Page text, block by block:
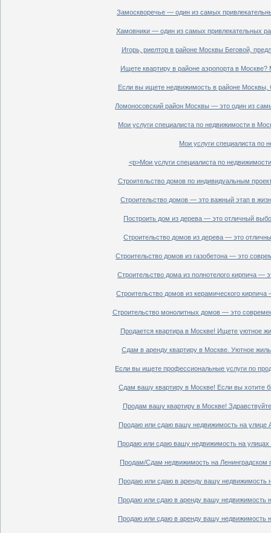
Замоскворечье — один из самых
Хамовники — один из самых привлекательных
Игорь, риелтор в районе Москвы Беговой,
Ищете квартиру в районе аэропорта в
Если вы ищете недвижимость в районе Москвы,
Ломоносовский район Москвы — это один из
Мои услуги специалиста по недвижимости в
Мои услуги специалиста по
<p>Мои услуги специалиста по
Строительство домов по индивидуальным
Строительство домов — это важный этап в
Построить дом из дерева — это отличный
Строительство домов из дерева — это
Строительство домов из газобетона — это
Строительство дома из полнотелого кирпича —
Строительство домов из керамического
Строительство монолитных домов — это
Продается квартира в Москве! Ищете уютное
Сдам в аренду квартиру в Москве. Уютное
Если вы ищете профессиональные услуги по
Сдам вашу квартиру в Москве! Если вы хотите
Продам вашу квартиру в Москве!
Продаю или сдаю вашу недвижимость на улице
Продаю или сдаю вашу недвижимость на
Продам/Сдам недвижимость на Ленинградском
Продаю или сдаю в аренду вашу недвижимость
Продаю или сдаю в аренду вашу недвижимость
Продаю или сдаю в аренду вашу недвижимость